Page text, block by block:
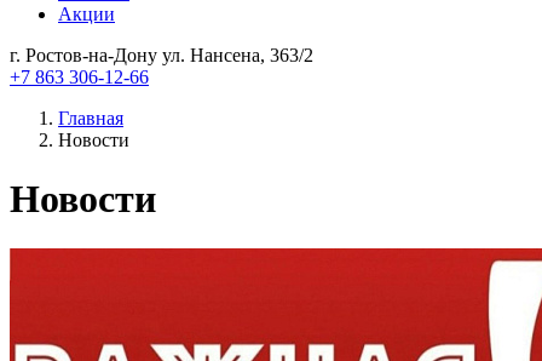
Акции
г. Ростов-на-Дону ул. Нансена, 363/2
+7 863 306-12-66
Главная
Новости
Новости